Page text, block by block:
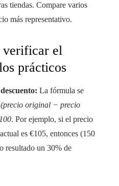
tiendas. Compare varios
más representativo.
verificar el
prácticos
La fórmula se
original − precio
. Por ejemplo, si el precio
es €105, entonces (150
resultado un 30% de